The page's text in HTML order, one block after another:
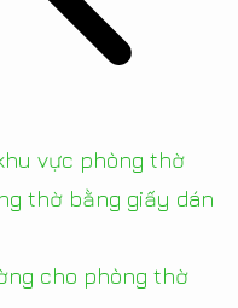
vực phòng thờ
thờ bằng giấy dán
cho phòng thờ